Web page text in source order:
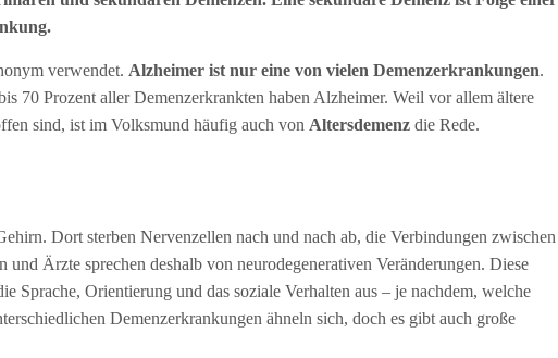
verwendet. Alzheimer ist nur eine von vielen Demenzerkrankungen.
70 Prozent aller Demenzerkrankten haben Alzheimer. Weil vor allem ältere
sind, ist im Volksmund häufig auch von Altersdemenz die Rede.
Dort sterben Nervenzellen nach und nach ab, die Verbindungen zwischen
Ärzte sprechen deshalb von neurodegenerativen Veränderungen. Diese
Sprache, Orientierung und das soziale Verhalten aus – je nachdem, welche
Demenzerkrankungen ähneln sich, doch es gibt auch große